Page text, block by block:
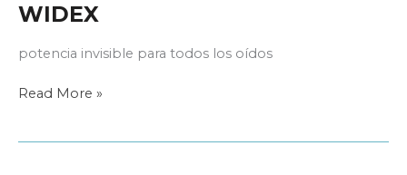
WIDEX
potencia invisible para todos los oídos
WIDEX
Read More »